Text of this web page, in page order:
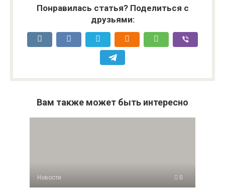
Понравилась статья? Поделиться с
друзьями:
Вам также может быть интересно
Новости 0